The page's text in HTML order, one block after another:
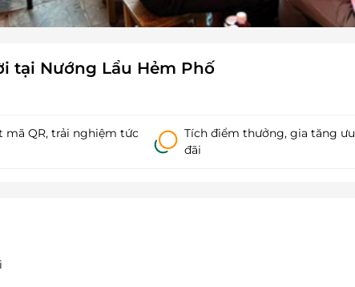
tại Nướng Lẩu Hẻm Phố
mã QR, trải nghiệm tức
Tích điểm thưởng, gia tăng ưu
đãi